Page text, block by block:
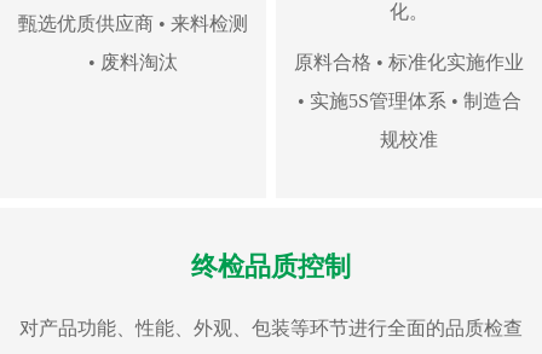
甄选优质供应商 • 来料检测
• 废料淘汰
化。
原料合格 • 标准化实施作业
• 实施5S管理体系 • 制造合
规校准
终检品质控制
对产品功能、性能、外观、包装等环节进行全面的品质检查